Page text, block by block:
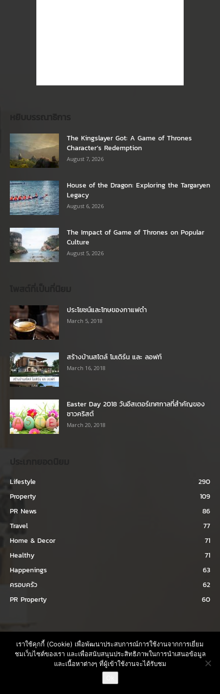
The Kingslayer Got: A Game of Thrones
Character’s Redemption
August 7, 2026
House of the Dragon: Exploring the Targaryen
Legacy
August 6, 2026
The Impact of Game of Thrones on Popular
Culture
August 5, 2026
ประโยชน์และโทษของกาแฟดำ
March 5, 2018
สร้างบ้านสไตล์ โมเดิร์น และ ลอฟท์
March 16, 2018
Easter Day 2018 วันอีสเตอร์เทศกาลที่สำคัญของ
ชาวคริสต์
March 20, 2018
Lifestyle
290
Property
109
PR News
86
Travel
77
Home & Decor
71
Healthy
71
Happenings
63
ครอบครัว
62
PR Property
60
เราใช้คุกกี้ (Cookie) เพื่อพัฒนาประสบการณ์การใช้งานจากการเยี่ยม
ชมเว็บไซต์ของเรา และเพื่อสนับสนุนประสิทธิภาพในการนำเสนอข้อมูล
และเนื้อหาต่างๆ ที่ผู้เข้าใช้งานจะได้รับชม
ติดต่อขอ Rate Card